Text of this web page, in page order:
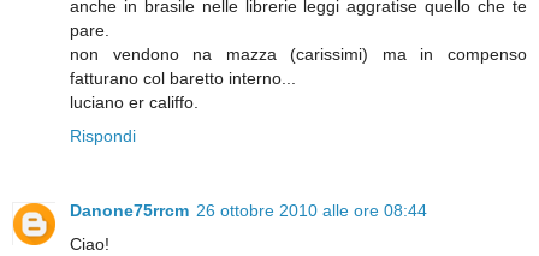
anche in brasile nelle librerie leggi aggratise quello che te
pare.
non vendono na mazza (carissimi) ma in compenso
fatturano col baretto interno...
luciano er califfo.
Rispondi
Danone75rrcm 26 ottobre 2010 alle ore 08:44
Ciao!